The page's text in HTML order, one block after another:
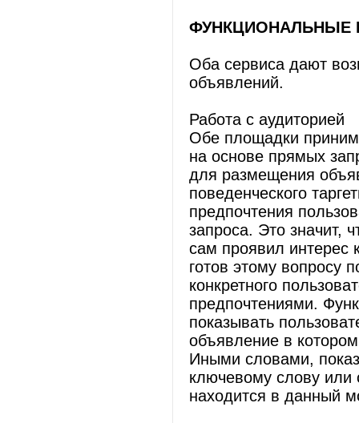
ФУНКЦИОНАЛЬНЫЕ
Оба сервиса дают
объявлений.
Работа с аудиторией
Обе площадки
на основе прямых
для размещения
поведенческого
предпочтения
запроса. Это значит,
сам проявил интерес
готов этому вопросу
конкретного
предпочтениями.
показывать
объявление в
Иными словами,
ключевому слову или
находится в данный